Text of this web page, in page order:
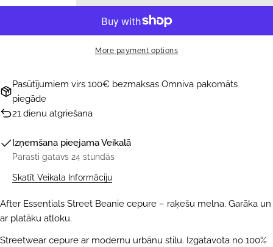
More payment options
Pasūtījumiem virs 100€ bezmaksas Omniva pakomāts
piegāde
21 dienu atgriešana
Izņemšana pieejamaVeikalā
Parasti gatavs 24 stundās
Skatīt Veikala Informāciju
After Essentials Street Beanie cepure – raķešu melna. Garāka un
ar platāku atloku.
Streetwear cepure ar modernu urbānu stilu. Izgatavota no 100%